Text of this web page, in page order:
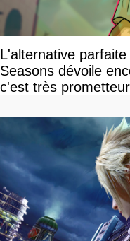
L'alternative
Seasons dévoile
c'est très prometteur